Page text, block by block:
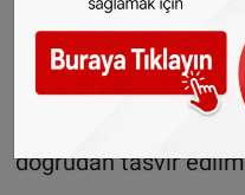
Yönetmenliğini Yunus
3D animasyon film,
çocukların
alıyor. Yapımda Hz.
doğrudan tasvir